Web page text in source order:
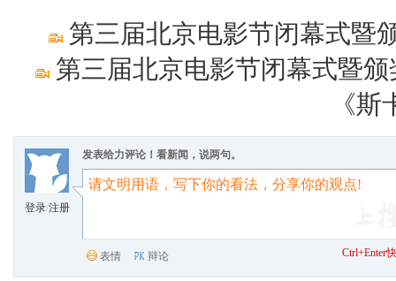
第三届北京电影节闭幕式暨
第三届北京电影节闭幕式暨
《
登录/注册
发表给力评论！看新闻，说两句。
表情 辩论 Ctrl+Enter